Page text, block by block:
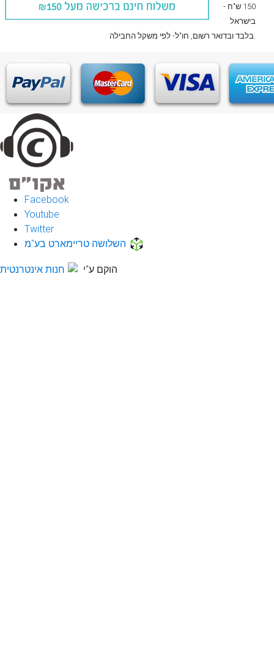
150 ש"ח -
בישראל
בלבדובדואר רשום , חו"ל- לפי משקל החבילה.
Facebook
Youtube
Twitter
השלושה טריימארט בע"מ
הוקם ע"י חנות אינטרנטית